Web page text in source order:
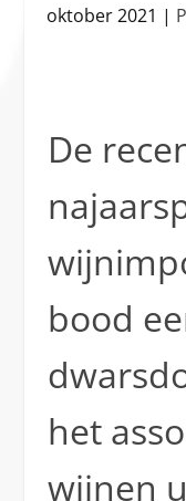
oktober 2021 |
De
bood
het
wijnen